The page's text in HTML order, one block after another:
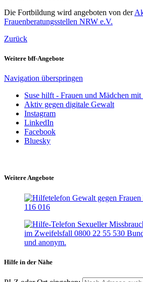
Die Fortbildung wird angeboten von der
Frauenberatungsstellen NRW e.V.
Zurück
Weitere bff-Angebote
Navigation überspringen
Suse hilft - Frauen und Mädchen
Aktiv gegen digitale Gewalt
Instagram
LinkedIn
Facebook
Bluesky
Weitere Angebote
Hilfe in der Nähe